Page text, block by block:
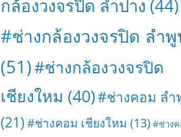
กล้องวงจรปิด ลำปาง (44)
#ช่างกล้องวงจรปิด ลำ
(51)#ช่างกล้องวงจรปิด
เชียงใหม (40)#ช่างคอม ลำ
(21)#ช่างคอม เชียงใหม (13) #ช่าง